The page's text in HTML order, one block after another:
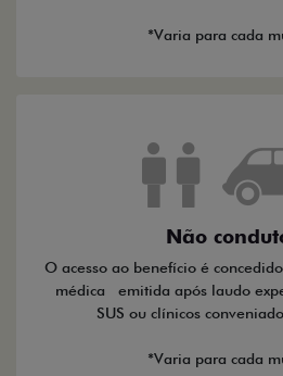
*Varia para cada
Não
O acesso ao benefício é
médica emitida após laudo
SUS ou clínicos
*Varia para cada